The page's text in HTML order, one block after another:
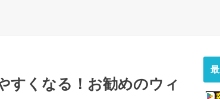
すくなる！お勧めのウィ